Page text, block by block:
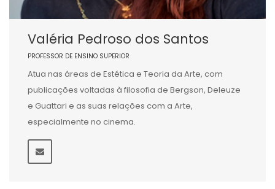
Valéria Pedroso dos Santos
PROFESSOR DE ENSINO SUPERIOR
Atua nas áreas de Estética e Teoria da Arte, com
publicações voltadas à filosofia de Bergson, Deleuze
e Guattari e as suas relações com a Arte,
especialmente no cinema.